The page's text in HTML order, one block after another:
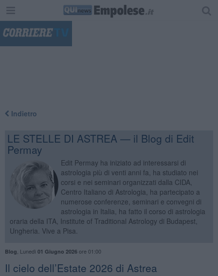
Indietro
LE STELLE DI ASTREA — il Blog di Edit
Permay
Edit Permay ha iniziato ad interessarsi di
astrologia più di venti anni fa, ha studiato nei
corsi e nei seminari organizzati dalla CIDA,
Centro Italiano di Astrologia, ha partecipato a
numerose conferenze, seminari e convegni di
astrologia in Italia, ha fatto il corso di astrologia
oraria della ITA, Institute of Traditional Astrology di Budapest,
Ungheria. Vive a Pisa.
Blog Lunedì 01 Giugno 2026ore 01:00
​Il cielo dell’Estate 2026 di Astrea